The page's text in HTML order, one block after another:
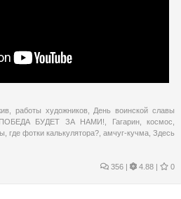
работы художников, День воинской славы
ПОБЕДА БУДЕТ ЗА НАМИ! Гагарин,космос
где фотки калькулятора? амчуг-кучма Здесь
356 | 4.88 | 0